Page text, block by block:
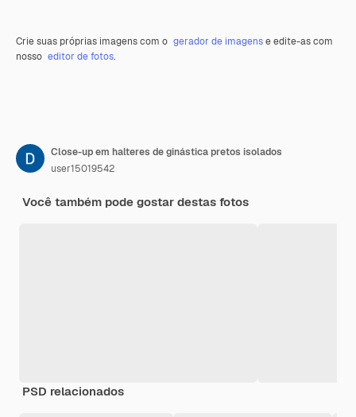
Crie suas próprias imagens com o gerador de imagense edite-as com
nosso editor de fotos.
Close-up em halteres de ginástica pretos isolados
user15019542
Você também pode gostar destas fotos
PSD relacionados